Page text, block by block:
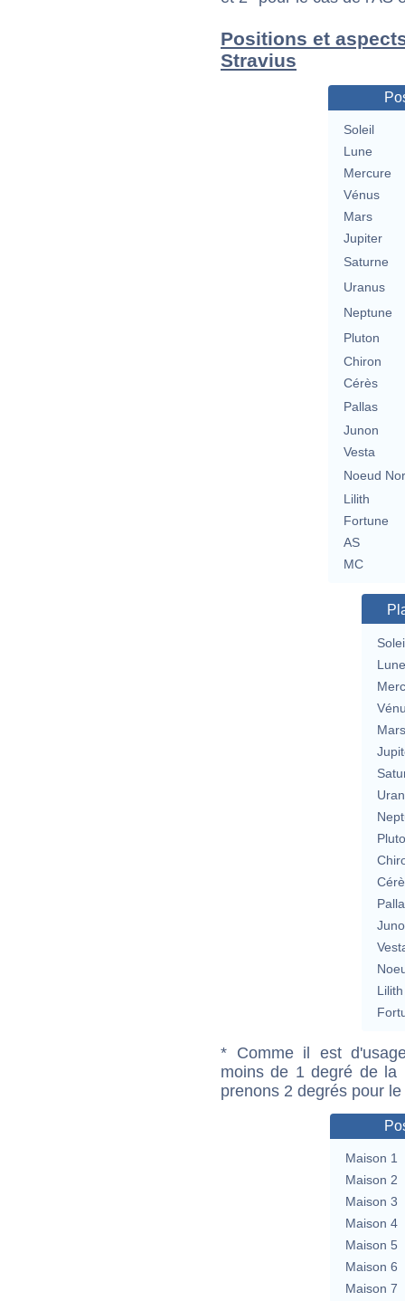
Positions et
Stravius
Soleil
Lune
Mercure
Vénus
Mars
Jupiter
Saturne
Uranus
Neptune
Pluton
Chiron
Cérès
Pallas
Junon
Vesta
Noeud
Lilith
Fortune
AS
MC
Lune
Mars
Lilith
* Comme il est
moins de 1 degré de la
prenons 2 degrés pour
Maison 1
Maison 2
Maison 3
Maison 4
Maison 5
Maison 6
Maison 7